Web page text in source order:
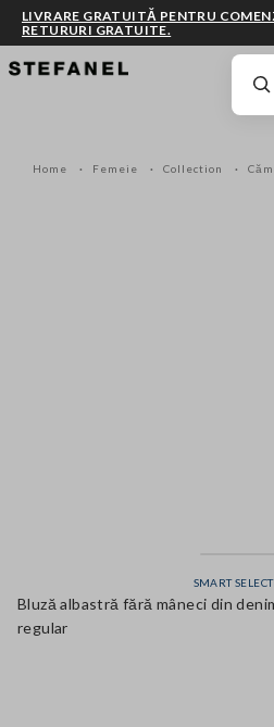
MERGI LA CONȚINUTUL PRINCIPAL
LIVRARE GRATUITĂ PENTRU
RETURURI GRATUITE.
Home Femeie Collection
SMART
Bluză albastră fără mâneci din
regular